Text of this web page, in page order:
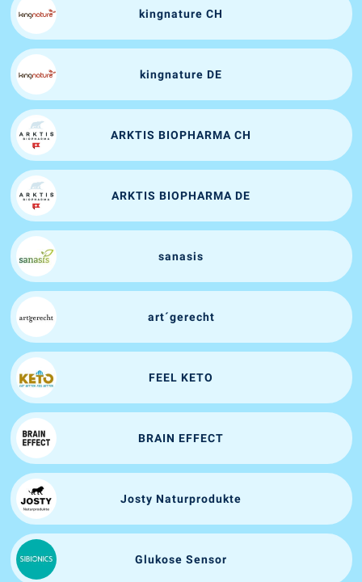
kingnature CH
kingnature DE
ARKTIS BIOPHARMA CH
ARKTIS BIOPHARMA DE
sanasis
art´gerecht
FEEL KETO
BRAIN EFFECT
Josty Naturprodukte
Glukose Sensor